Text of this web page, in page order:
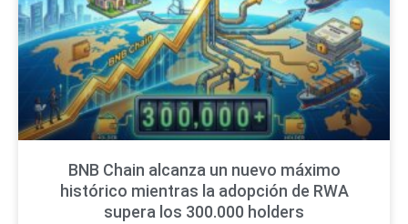
BNB Chain alcanza un nuevo máximo
histórico mientras la adopción de RWA
supera los 300.000 holders